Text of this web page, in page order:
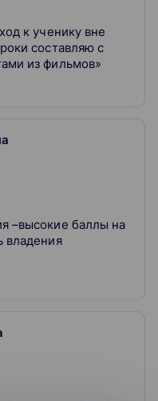
обратную связь
под цели
к ученику вне
составляю с
из фильмов»
–высокие баллы на
владения